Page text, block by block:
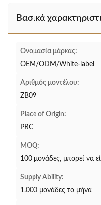
Βασικά
Ονομασία μάρκας:
OEM/ODM/White-label
Αριθμός μοντέλου:
ZB09
Place of Origin:
PRC
MOQ:
100 μονάδες, μπορεί να
Supply Ability:
1.000 μονάδες το μήνα